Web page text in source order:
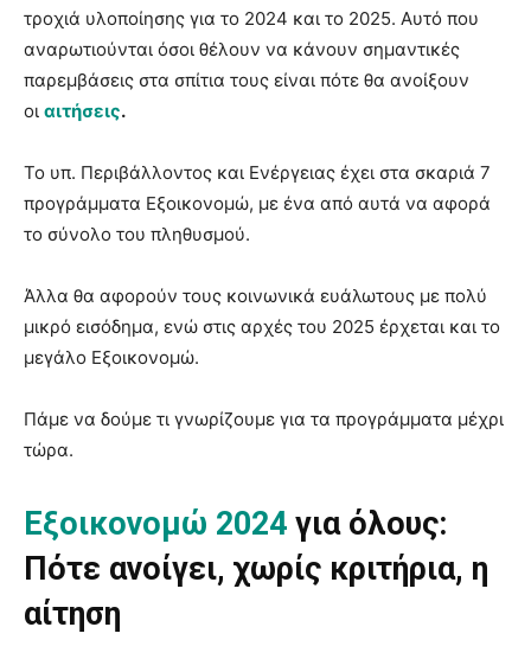
τροχιά υλοποίησης για το 2024 και το 2025. Αυτό που
αναρωτιούνται όσοι θέλουν να κάνουν σημαντικές
παρεμβάσεις στα σπίτια τους είναι πότε θα ανοίξουν
οι αιτήσεις.
Το υπ. Περιβάλλοντος και Ενέργειας έχει στα σκαριά 7
προγράμματα Εξοικονομώ, με ένα από αυτά να αφορά
το σύνολο του πληθυσμού.
Άλλα θα αφορούν τους κοινωνικά ευάλωτους με πολύ
μικρό εισόδημα, ενώ στις αρχές του 2025 έρχεται και το
μεγάλο Εξοικονομώ.
Πάμε να δούμε τι γνωρίζουμε για τα προγράμματα μέχρι
τώρα.
Εξοικονομώ 2024 για όλους:
Πότε ανοίγει, χωρίς κριτήρια, η
αίτηση